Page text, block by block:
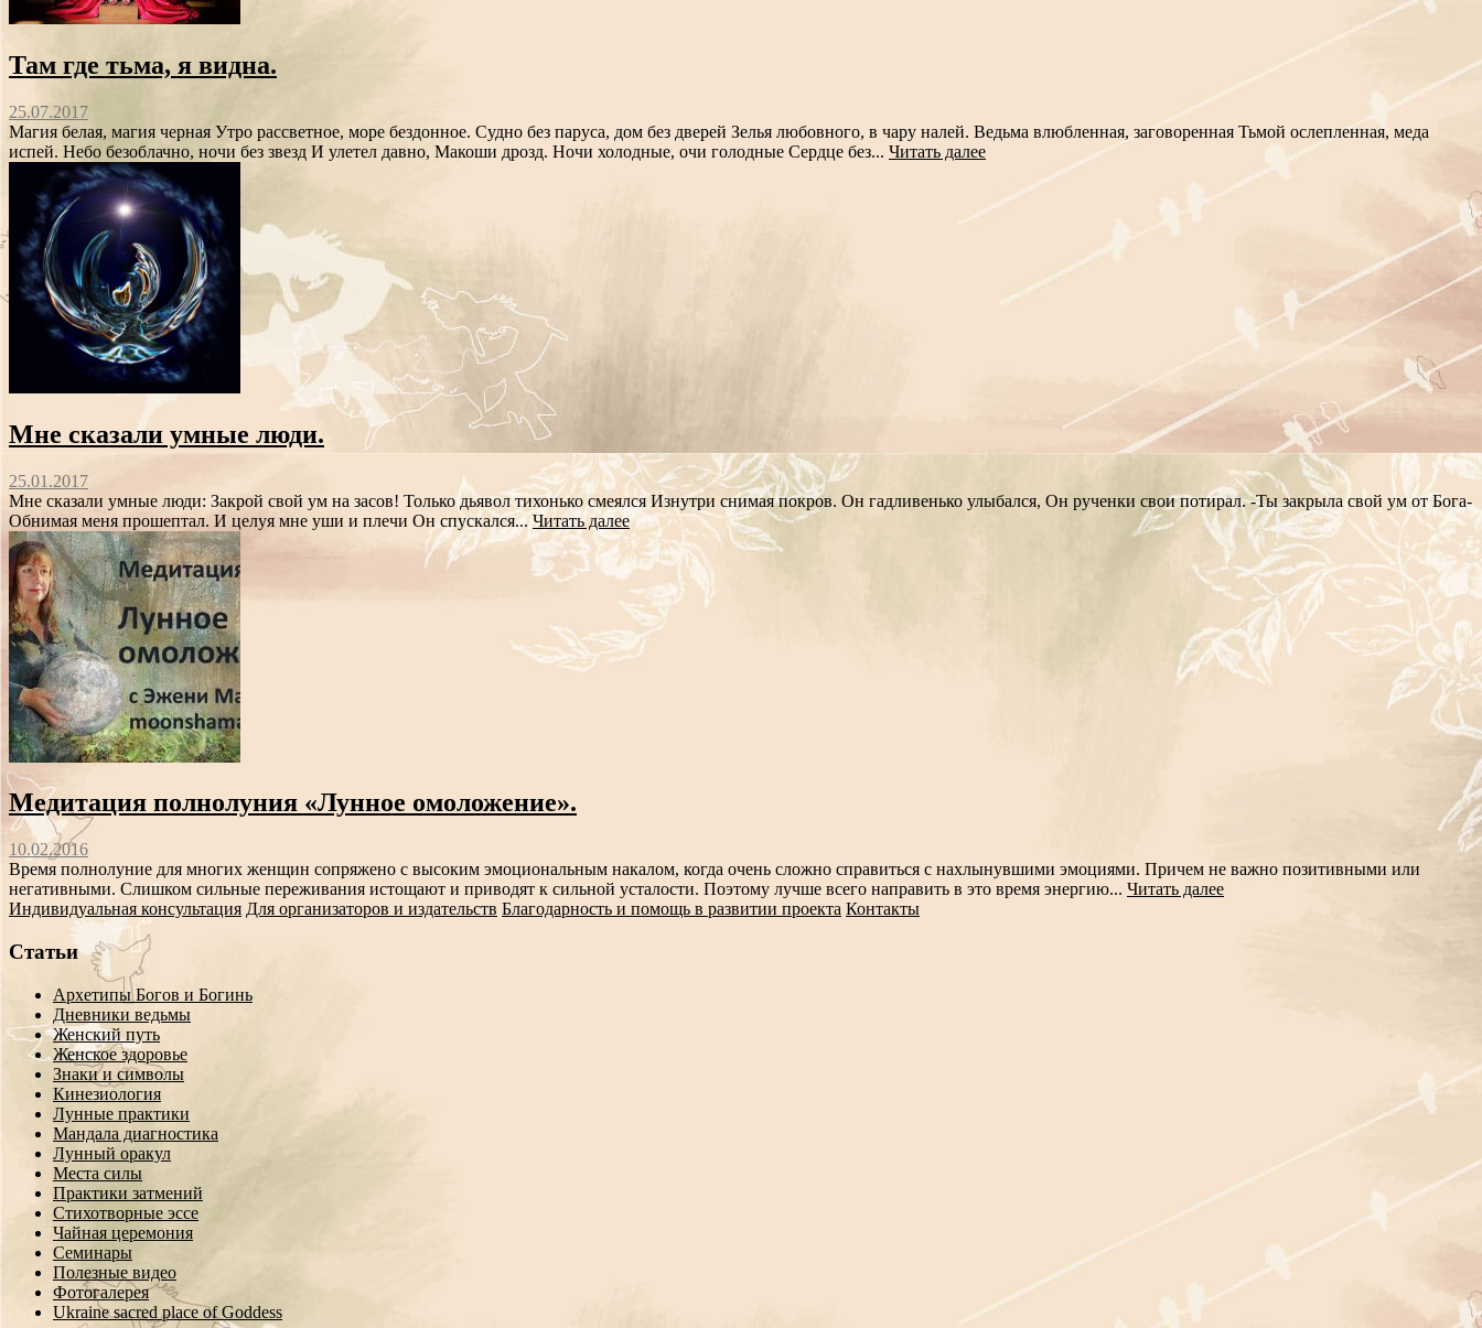
Там где тьма, я видна.
25.07.2017
Магия белая, магия черная Утро рассветное, море бездонное. Судно без паруса, дом без дверей Зелья любовного, в чару налей. Ведьма влюбленная, заговоренная Тьмой ослепленная, меда
испей. Небо безоблачно, ночи без звезд И улетел давно, Макоши дрозд. Ночи холодные, очи голодные Сердце без... Читать далее
Мне сказали умные люди.
25.01.2017
Мне сказали умные люди: Закрой свой ум на засов! Только дьявол тихонько смеялся Изнутри снимая покров. Он гадливенько улыбался, Он рученки свои потирал. -Ты закрыла свой ум от Бога-
Обнимая меня прошептал. И целуя мне уши и плечи Он спускался...Читать далее
Медитация полнолуния «Лунное омоложение».
10.02.2016
Время полнолуние для многих женщин сопряжено с высоким эмоциональным накалом, когда очень сложно справиться с нахлынувшими эмоциями. Причем не важно позитивными или
негативными. Слишком сильные переживания истощают и приводят к сильной усталости. Поэтому лучше всего направить в это время энергию... Читать далее
Индивидуальная консультация Для организаторов и издательств Благодарность и помощь в развитии проекта Контакты
Статьи
Архетипы Богов и Богинь
Дневники ведьмы
Женский путь
Женское здоровье
Знаки и символы
Кинезиология
Лунные практики
Мандала диагностика
Лунный оракул
Места силы
Практики затмений
Стихотворные эссе
Чайная церемония
Семинары
Полезные видео
Фотогалерея
Ukraine sacred place of Goddess